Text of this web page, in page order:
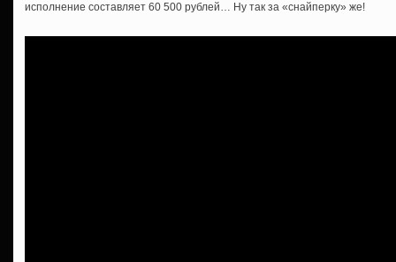
исполнение составляет 60 500 рублей… Ну так за «снайперку» же!